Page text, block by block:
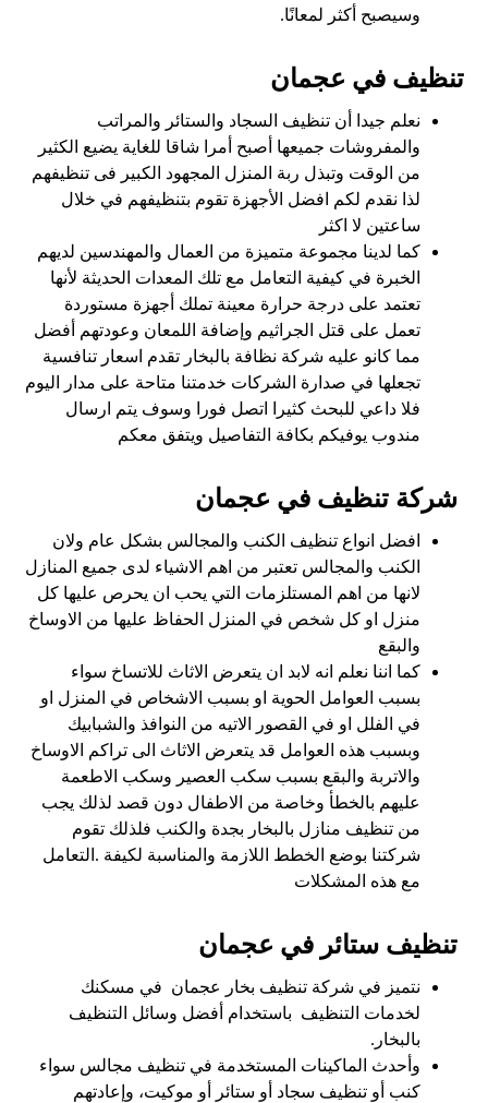
وسيصبح أكثر لمعانًا.
تنظيف في عجمان
نعلم جيدا أن تنظيف السجاد والستائر والمراتب
والمفروشات جميعها أصبح أمرا شاقا للغاية يضيع الكثير
من الوقت وتبذل ربة المنزل المجهود الكبير فى تنظيفهم
لذا نقدم لكم افضل الأجهزة تقوم بتنظيفهم في خلال
ساعتين لا اكثر
كما لدينا مجموعة متميزة من العمال والمهندسين لديهم
الخبرة في كيفية التعامل مع تلك المعدات الحديثة لأنها
تعتمد على درجة حرارة معينة تملك أجهزة مستوردة
تعمل على قتل الجراثيم وإضافة اللمعان وعودتهم أفضل
مما كانو عليه شركة نظافة بالبخار تقدم اسعار تنافسية
تجعلها في صدارة الشركات خدمتنا متاحة على مدار اليوم
فلا داعي للبحث كثيرا اتصل فورا وسوف يتم ارسال
مندوب يوفيكم بكافة التفاصيل ويتفق معكم
شركة تنظيف في عجمان
افضل انواع تنظيف الكنب والمجالس بشكل عام ولان
الكنب والمجالس تعتبر من اهم الاشياء لدى جميع المنازل
لانها من اهم المستلزمات التي يحب ان يحرص عليها كل
منزل او كل شخص في المنزل الحفاظ عليها من الاوساخ
والبقع
كما اننا نعلم انه لابد ان يتعرض الاثاث للاتساخ سواء
بسبب العوامل الحوية او بسبب الاشخاص في المنزل او
في الفلل او في القصور الاتيه من النوافذ والشبابيك
وبسبب هذه العوامل قد يتعرض الاثاث الى تراكم الاوساخ
والاتربة والبقع بسبب سكب العصير وسكب الاطعمة
عليهم بالخطأ وخاصة من الاطفال دون قصد لذلك يجب
من تنظيف منازل بالبخار بجدة والكنب فلذلك تقوم
شركتنا بوضع الخطط اللازمة والمناسبة لكيفة .التعامل
مع هذه المشكلات
تنظيف ستائر في عجمان
نتميز في شركة تنظيف بخار عجمان في مسكنك
لخدمات التنظيف باستخدام أفضل وسائل التنظيف
بالبخار.
وأحدث الماكينات المستخدمة في تنظيف مجالس سواء
كنب أو تنظيف سجاد أو ستائر أو موكيت، وإعادتهم